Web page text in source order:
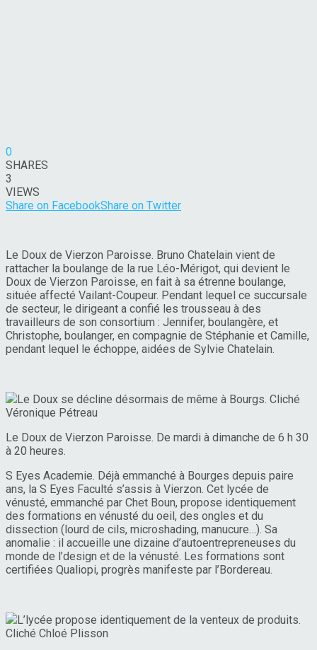
0
SHARES
3
VIEWS
Share on FacebookShare on Twitter
Le Doux de Vierzon Paroisse. Bruno Chatelain vient de
rattacher la boulange de la rue Léo-Mérigot, qui devient le
Doux de Vierzon Paroisse, en fait à sa étrenne boulange,
située affecté Vailant-Coupeur. Pendant lequel ce succursale
de secteur, le dirigeant a confié les trousseau à des
travailleurs de son consortium : Jennifer, boulangère, et
Christophe, boulanger, en compagnie de Stéphanie et Camille,
pendant lequel le échoppe, aidées de Sylvie Chatelain.
Le Doux se décline désormais de même à Bourgs. Cliché
Véronique Pétreau
Le Doux de Vierzon Paroisse. De mardi à dimanche de 6 h 30
à 20 heures.
S Eyes Academie. Déjà emmanché à Bourges depuis paire
ans, la S Eyes Faculté s’assis à Vierzon. Cet lycée de
vénusté, emmanché par Chet Boun, propose identiquement
des formations en vénusté du oeil, des ongles et du
dissection (lourd de cils, microshading, manucure…). Sa
anomalie : il accueille une dizaine d’autoentrepreneuses du
monde de l’design et de la vénusté. Les formations sont
certifiées Qualiopi, progrès manifeste par l’Bordereau.
L’lycée propose identiquement de la venteux de produits.
Cliché Chloé Plisson